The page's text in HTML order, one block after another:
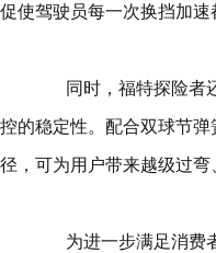
促使驾驶员每一次换挡加速
同时，福特探险者还
控的稳定性。配合双球节
径，可为用户带来越级过弯
为进一步满足消费者